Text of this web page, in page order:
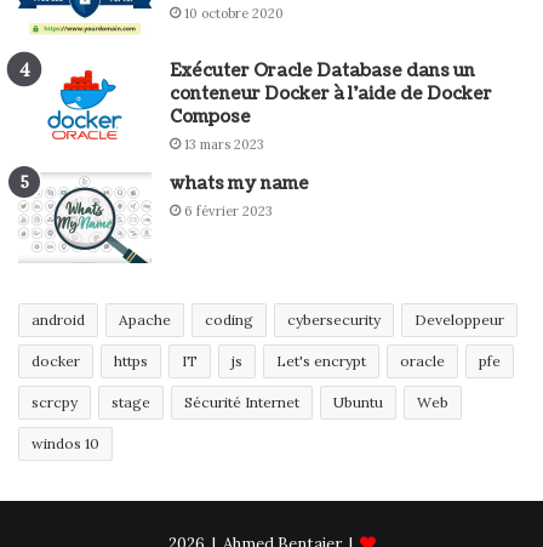
10 octobre 2020
Exécuter Oracle Database dans un
conteneur Docker à l’aide de Docker
Compose
13 mars 2023
whats my name
6 février 2023
android Apache coding cybersecurity Developpeur
docker https IT js Let's encrypt oracle pfe
scrcpy stage Sécurité Internet Ubuntu Web
windos 10